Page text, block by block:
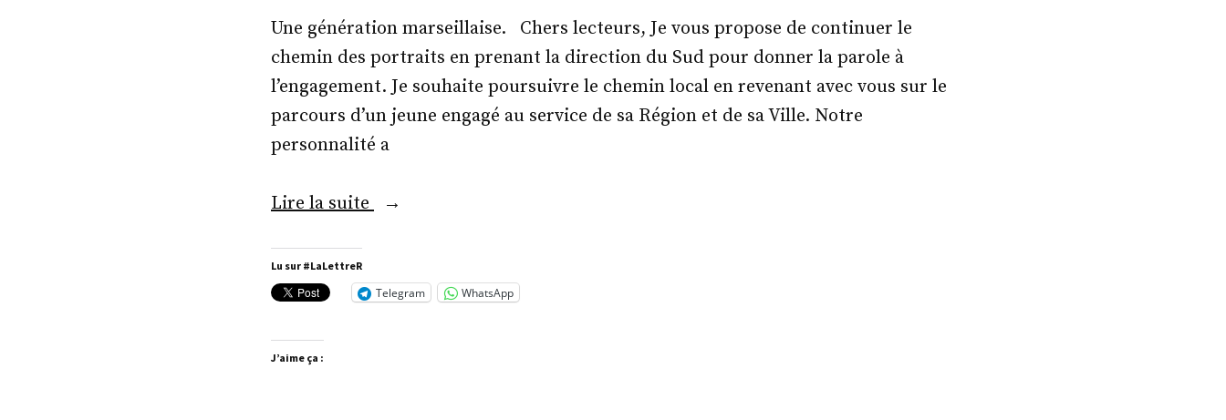
Une génération marseillaise. Chers lecteurs, Je vous propose de continuer le
chemin des portraits en prenant la direction du Sud pour donner la parole à
l’engagement. Je souhaite poursuivre le chemin local en revenant avec vous sur le
parcours d’un jeune engagé au service de sa Région et de sa Ville. Notre
personnalité a
Lire la suite « M.
Lu sur #LaLettreR
Telegram WhatsApp
J’aime ça :